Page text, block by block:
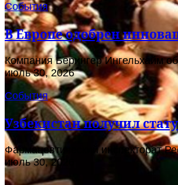
События
В Европе одобрен
Компания Берингер Ингельхайм
июль 30, 2026
События
Узбекистан получил
Фармацевтический инспекторат
июль 30, 2026